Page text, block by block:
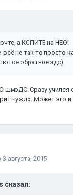
а КОПИТЕ на НЕО!
не так то просто
обратное эдс)
шмэДС. Сразу учился
чуждо. Может это
3 августа, 2015
сказал: